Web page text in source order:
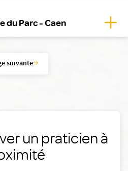
du Parc - Caen
suivante
un praticien à